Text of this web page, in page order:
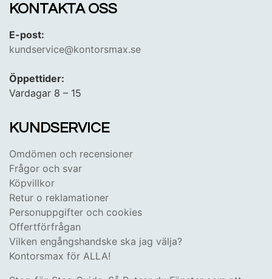
KONTAKTA OSS
E-post:
kundservice@kontorsmax.se
Öppettider:
Vardagar 8 – 15
KUNDSERVICE
Omdömen och recensioner
Frågor och svar
Köpvillkor
Retur o reklamationer
Personuppgifter och cookies
Offertförfrågan
Vilken engångshandske ska jag välja?
Kontorsmax för ALLA!